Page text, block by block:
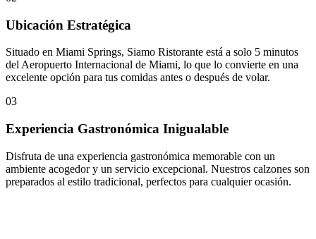
Ubicación Estratégica
Situado en Miami Springs, Siamo Ristorante está a solo 5 minutos
del Aeropuerto Internacional de Miami, lo que lo convierte en una
excelente opción para tus comidas antes o después de volar.
03
Experiencia Gastronómica Inigualable
Disfruta de una experiencia gastronómica memorable con un
ambiente acogedor y un servicio excepcional. Nuestros calzones son
preparados al estilo tradicional, perfectos para cualquier ocasión.